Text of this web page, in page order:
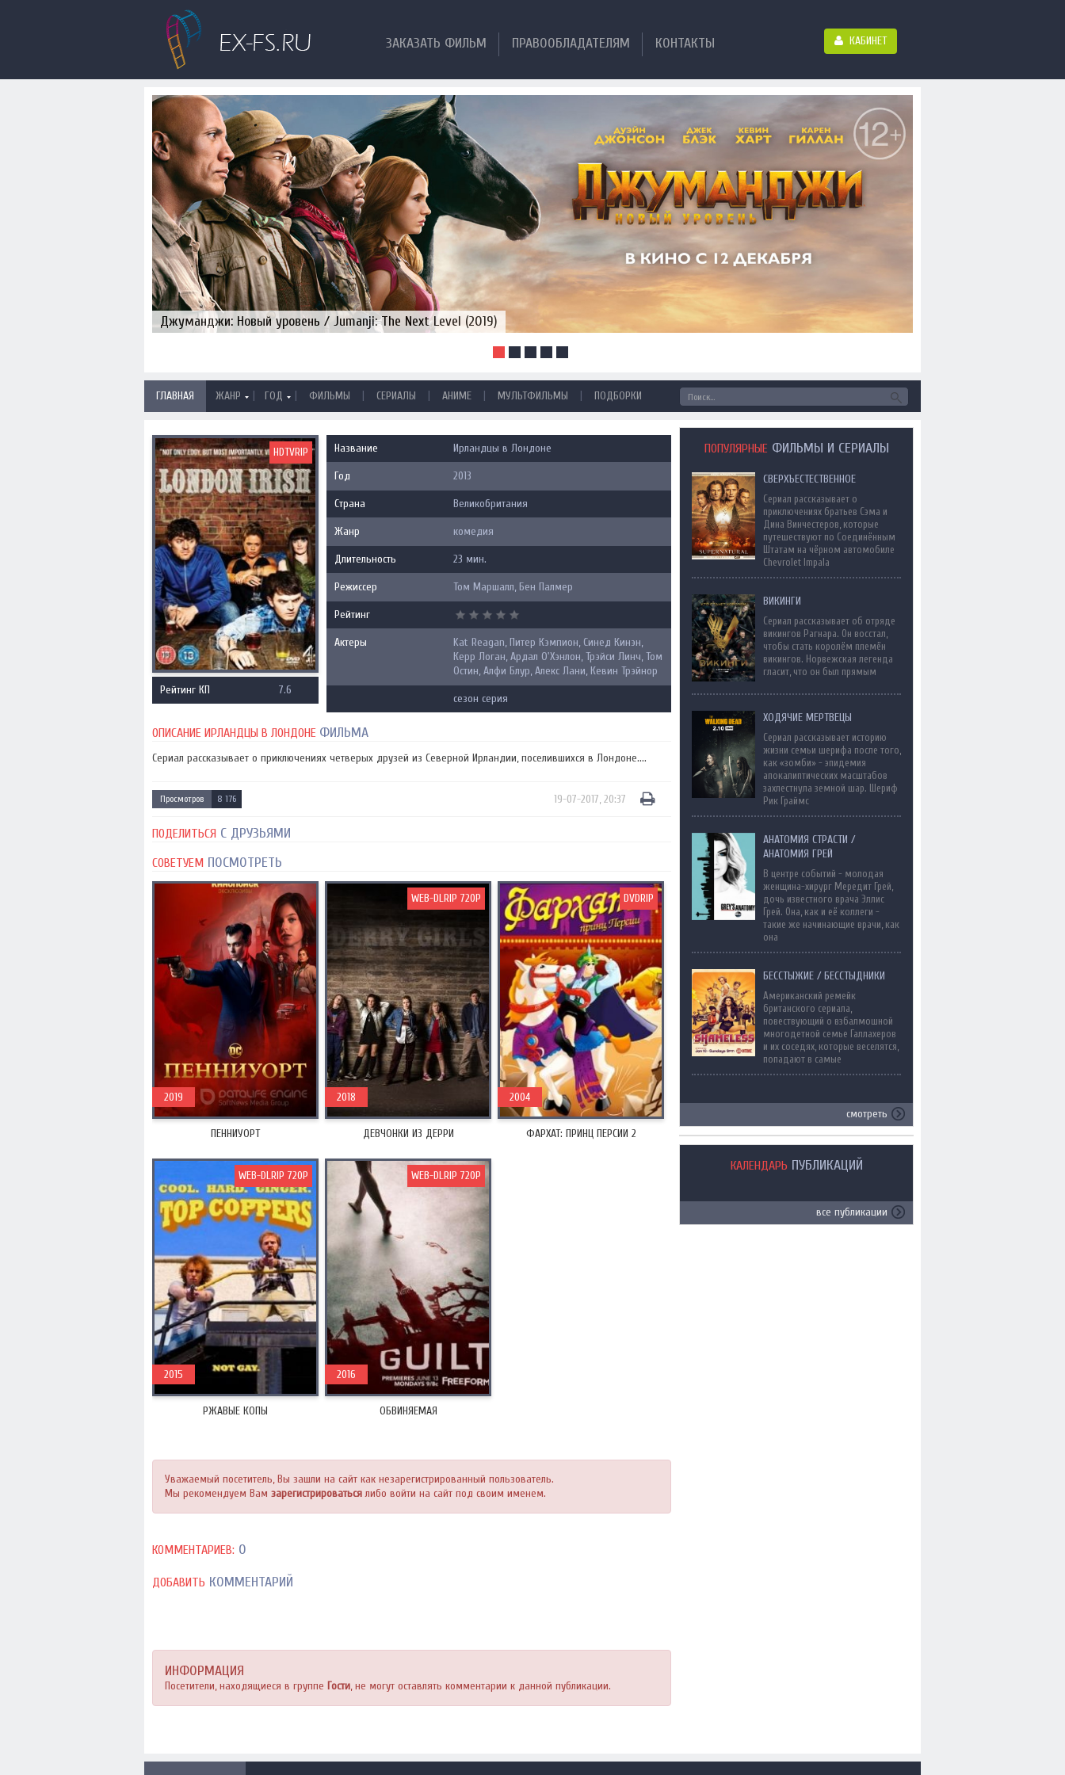
ЗАКАЗАТЬ ФИЛЬМ ПРАВООБЛАДАТЕЛЯМ КОНТАКТЫ КАБИНЕТ
Джуманджи: Новый уровень / Jumanji: The Next Level (2019)
ГЛАВНАЯ ЖАНР | ГОД | ФИЛЬМЫ | СЕРИАЛЫ | АНИМЕ | МУЛЬТФИЛЬМЫ | ПОДБОРКИ
HDTVRIP
Рейтинг КП 7.6
Название Ирландцы в Лондоне
Год 2013
Страна Великобритания
Жанр комедия
Длительность 23 мин.
Режиссер Том Маршалл, Бен Палмер
Рейтинг
Актеры
Kat Reagan, Питер Кэмпион, Синед Кинэн,
Керр Логан, Ардал О'Хэнлон, Трэйси Линч, Том
Остин, Алфи Блур, Алекс Лани, Кевин Трэйнор
сезон серия
ОПИСАНИЕ ИРЛАНДЦЫ В ЛОНДОНЕ ФИЛЬМА
Сериал рассказывает о приключениях четверых друзей из Северной Ирландии, поселившихся в Лондоне....
Просмотров 8 176 19-07-2017, 20:37
ПОДЕЛИТЬСЯ С ДРУЗЬЯМИ
СОВЕТУЕМ ПОСМОТРЕТЬ
ПЕННИУОРТ
2019
ДЕВЧОНКИ ИЗ ДЕРРИ
2018
WEB-DLRIP 720P
ФАРХАТ: ПРИНЦ ПЕРСИИ 2
2004
DVDRIP
РЖАВЫЕ КОПЫ
2015
WEB-DLRIP 720P
ОБВИНЯЕМАЯ
2016
WEB-DLRIP 720P
Уважаемый посетитель, Вы зашли на сайт как незарегистрированный пользователь.
Мы рекомендуем Вам зарегистрироватьсялибо войти на сайт под своим именем.
КОММЕНТАРИЕВ: 0
ДОБАВИТЬ КОММЕНТАРИЙ
ИНФОРМАЦИЯ
Посетители, находящиеся в группе Гости, не могут оставлять комментарии к данной публикации.
ПОПУЛЯРНЫЕ ФИЛЬМЫ И СЕРИАЛЫ
СВЕРХЪЕСТЕСТВЕННОЕ
Сериал рассказывает о
приключениях братьев Сэма и
Дина Винчестеров, которые
путешествуют по Соединённым
Штатам на чёрном автомобиле
Chevrolet Impala
ВИКИНГИ
Сериал рассказывает об отряде
викингов Рагнара. Он восстал,
чтобы стать королём племён
викингов. Норвежская легенда
гласит, что он был прямым
ХОДЯЧИЕ МЕРТВЕЦЫ
Сериал рассказывает историю
жизни семьи шерифа после того,
как «зомби» - эпидемия
апокалиптических масштабов
захлестнула земной шар. Шериф
Рик Граймс
АНАТОМИЯ СТРАСТИ /
АНАТОМИЯ ГРЕЙ
В центре событий - молодая
женщина-хирург Мередит Грей,
дочь известного врача Эллис
Грей. Она, как и её коллеги -
такие же начинающие врачи, как
она
БЕССТЫЖИЕ / БЕССТЫДНИКИ
Американский ремейк
британского сериала,
повествующий о взбалмошной
многодетной семье Галлахеров
и их соседях, которые веселятся,
попадают в самые
смотреть
КАЛЕНДАРЬ ПУБЛИКАЦИЙ
все публикации